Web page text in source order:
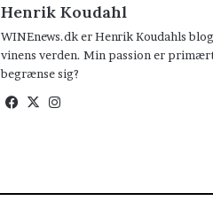
Henrik Koudahl
WINEnews.dk er Henrik Koudahls
vinens verden. Min passion er
begrænse sig?
Facebook
X